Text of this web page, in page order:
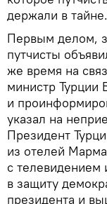
держали в тайне.
Первым делом,
путчисты
же время на
министр
и
указал на
Президент
из отелей
с телевидением
в защиту
президента и